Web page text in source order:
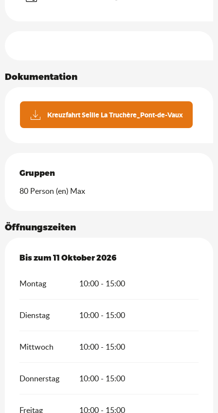
Dokumentation
Kreuzfahrt Seille La Truchère_Pont-de-Vaux
Gruppen
Gruppen
80 Person (en) Max
Öffnungszeiten
vom17 April 2026bis zum
Bis zum 11 Oktober 2026
Montag 10:00 - 15:00
Dienstag 10:00 - 15:00
Mittwoch 10:00 - 15:00
Donnerstag 10:00 - 15:00
Freitag 10:00 - 15:00